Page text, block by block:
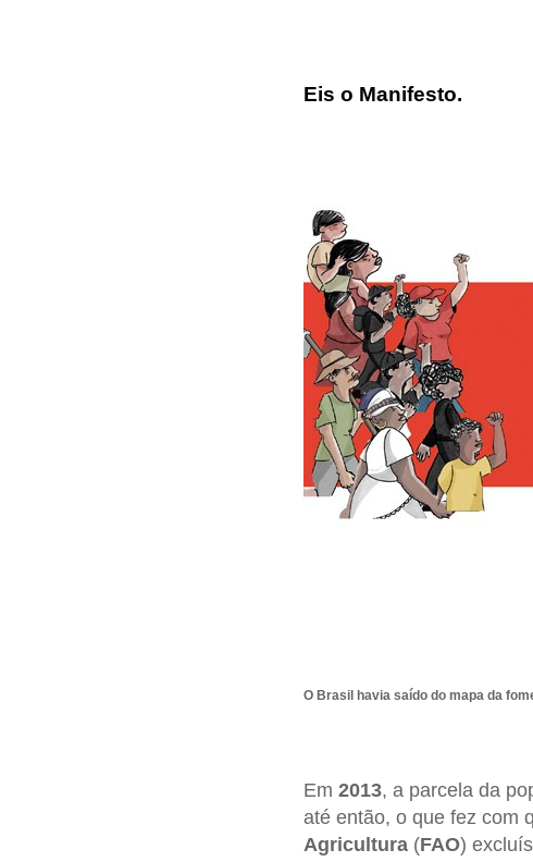
Eis o Manifesto.
O Brasil havia saído do mapa da
Em 2013, a parcela da
até então, o que fez com
Agricultura(FAO)